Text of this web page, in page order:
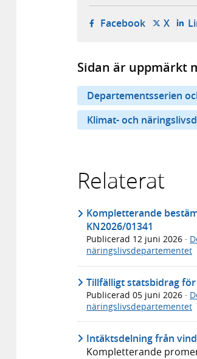
Facebook- öppnas i
X-
Sidan är uppmärkt
Departementsserien
Klimat- och
Relaterat
Kompletterande
KN2026/01341
Publicerad 12 juni 2026 ·
näringslivsdepartementet
Tillfälligt statsbidrag
Publicerad 05 juni 2026 ·
näringslivsdepartementet
Intäktsdelning från
Kompletterande